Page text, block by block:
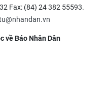
Fax: (84) 24 382 55593.
về Báo Nhân Dân